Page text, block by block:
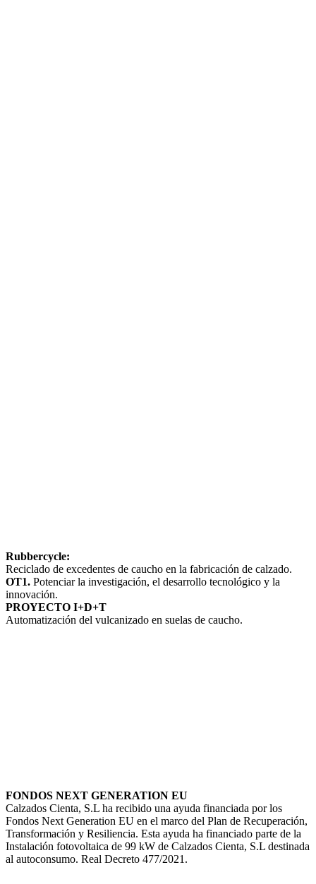
Rubbercycle:
Reciclado de excedentes de caucho en la fabricación de calzado.
OT1. Potenciar la investigación, el desarrollo tecnológico y la
innovación.
PROYECTO I+D+T
Automatización del vulcanizado en suelas de caucho.
FONDOS NEXT GENERATION EU
Calzados Cienta, S.L ha recibido una ayuda financiada por los
Fondos Next Generation EU en el marco del Plan de Recuperación,
Transformación y Resiliencia. Esta ayuda ha financiado parte de la
Instalación fotovoltaica de 99 kW de Calzados Cienta, S.L destinada
al autoconsumo. Real Decreto 477/2021.